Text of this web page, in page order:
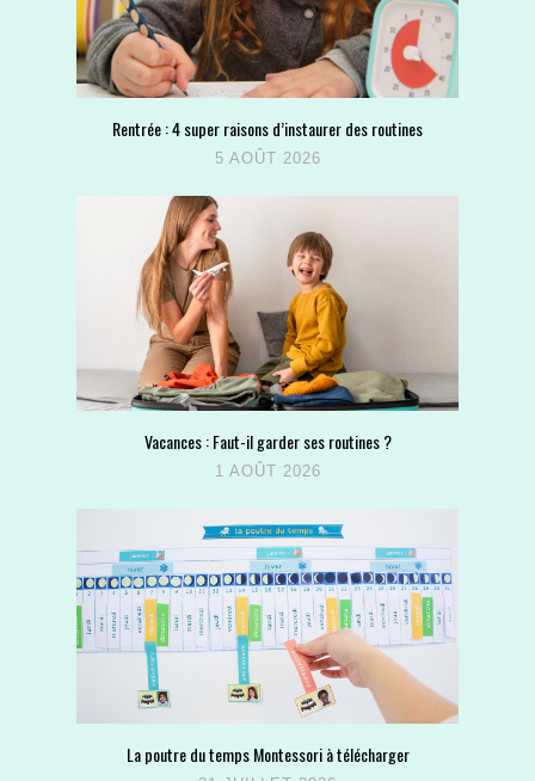
Rentrée : 4 super raisons d’instaurer des routines
5 AOÛT 2026
Vacances : Faut-il garder ses routines ?
1 AOÛT 2026
La poutre du temps Montessori à télécharger